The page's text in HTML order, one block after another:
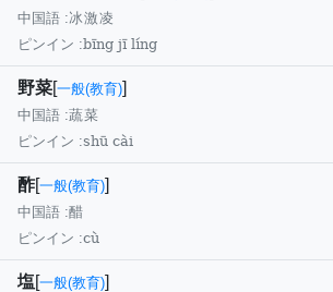
中国語 :冰激凌
ピンイン :bīng jī líng
野菜[一般(教育)]
中国語 :蔬菜
ピンイン :shū cài
酢[一般(教育)]
中国語 :醋
ピンイン :cù
塩[一般(教育)]